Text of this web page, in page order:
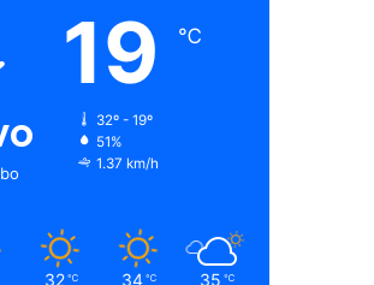
19 ℃
32º - 19º
51%
1.37 km/h
32 ℃ 34 ℃ 35 ℃